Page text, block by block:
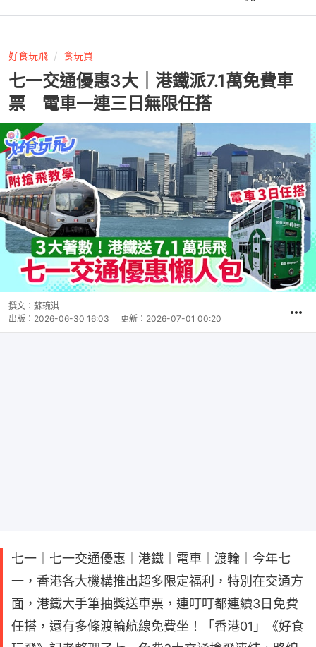
好食玩飛 食玩買
七一交通優惠3大｜港鐵派7.1萬免費車
票 電車一連三日無限任搭
撰文： 蘇琬淇
出版： 2026-06-30 16:03 更新： 2026-07-01 00:20
七一｜七一交通優惠｜港鐵｜電車｜渡輪｜今年七
一，香港各大機構推出超多限定福利，特別在交通方
面，港鐵大手筆抽獎送車票，連叮叮都連續3日免費
任搭，還有多條渡輪航線免費坐！「香港01」《好食